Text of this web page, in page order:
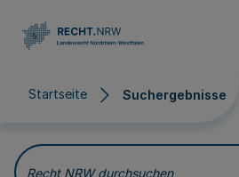
Startseite Suchergebnisse
Suchergebnisse